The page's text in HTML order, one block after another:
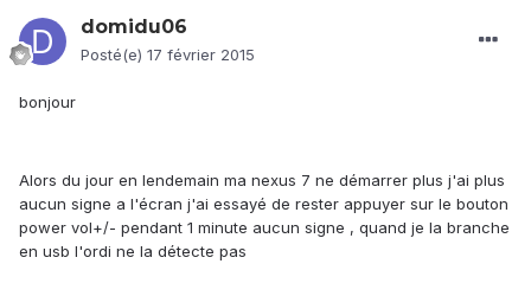
domidu06
Posté(e) 17 février 2015
bonjour
Alors du jour en lendemain ma nexus 7 ne démarrer plus j'ai plus
aucun signe a l'écran j'ai essayé de rester appuyer sur le bouton
power vol+/- pendant 1 minute aucun signe , quand je la branche
en usb l'ordi ne la détecte pas